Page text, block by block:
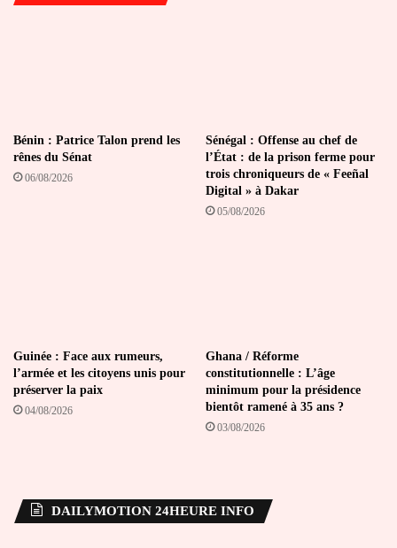
Bénin : Patrice Talon prend les
rênes du Sénat
06/08/2026
Sénégal : Offense au chef de
l’État : de la prison ferme pour
trois chroniqueurs de « Feeñal
Digital » à Dakar
05/08/2026
Guinée : Face aux rumeurs,
l’armée et les citoyens unis pour
préserver la paix
04/08/2026
Ghana / Réforme
constitutionnelle : L’âge
minimum pour la présidence
bientôt ramené à 35 ans ?
03/08/2026
DAILYMOTION 24HEURE INFO